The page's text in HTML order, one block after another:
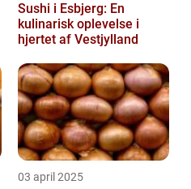
Sushi i Esbjerg: En
kulinarisk oplevelse i
hjertet af Vestjylland
03 april 2025